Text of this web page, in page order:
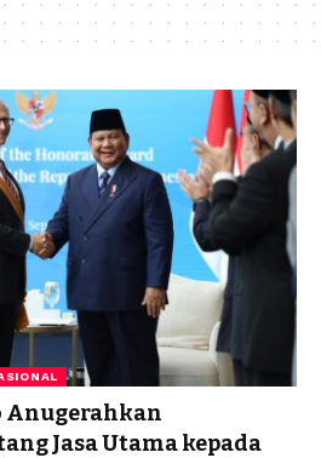
Anugerahkan
Jasa Utama kepada